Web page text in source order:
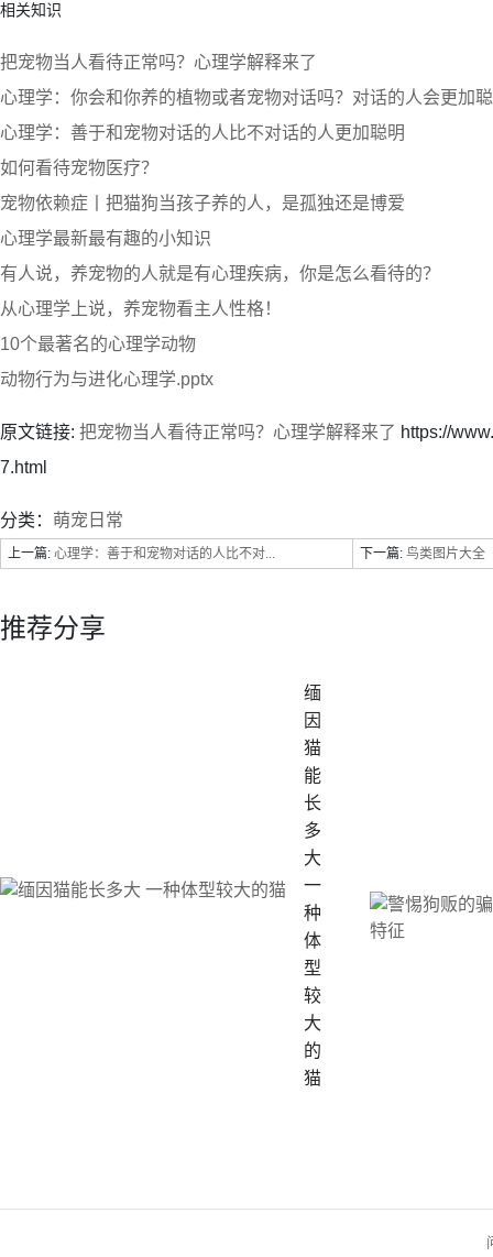
相关知识
把宠物当人看待正常吗？心理学解释来了
心理学：你会和你养的植物或者宠物对话吗？对话的人会更加
心理学：善于和宠物对话的人比不对话的人更加聪明
如何看待宠物医疗？
宠物依赖症丨把猫狗当孩子养的人，是孤独还是博爱
心理学最新最有趣的小知识
有人说，养宠物的人就是有心理疾病，你是怎么看待的？
从心理学上说，养宠物看主人性格！
10个最著名的心理学动物
动物行为与进化心理学.pptx
原文链接: 把宠物当人看待正常吗？心理学解释来了 https://
7.html
分类： 萌宠日常
上一篇: 心理学：善于和宠物对话的人比不对... 下一篇: 鸟类图片大全
推荐分享
缅
因
猫
能
长
多
大
一
种
体
型
较
大
的
猫